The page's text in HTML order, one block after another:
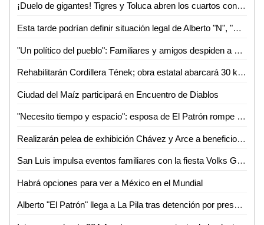
¡Duelo de gigantes! Tigres y Toluca abren los cuartos con alta tensión
Esta tarde podrían definir situación legal de Alberto "N", "El Patrón", por violencia familiar
"Un político del pueblo": Familiares y amigos despiden a Juan José Ortiz Azuara con toque de silencio
Rehabilitarán Cordillera Tének; obra estatal abarcará 30 kilómetros
Ciudad del Maíz participará en Encuentro de Diablos
"Necesito tiempo y espacio": esposa de El Patrón rompe el silencio tras su detención por presunta violencia
Realizarán pelea de exhibición Chávez y Arce a beneficio en Puebla
San Luis impulsa eventos familiares con la fiesta Volks Girls
Habrá opciones para ver a México en el Mundial
Alberto "El Patrón" llega a La Pila tras detención por presuntas agresiones